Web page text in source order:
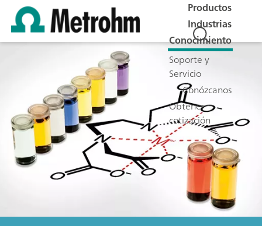
Productos
Industrias
Conocimiento
Soporte y
Servicio
Conózcanos
Obtener
cotización